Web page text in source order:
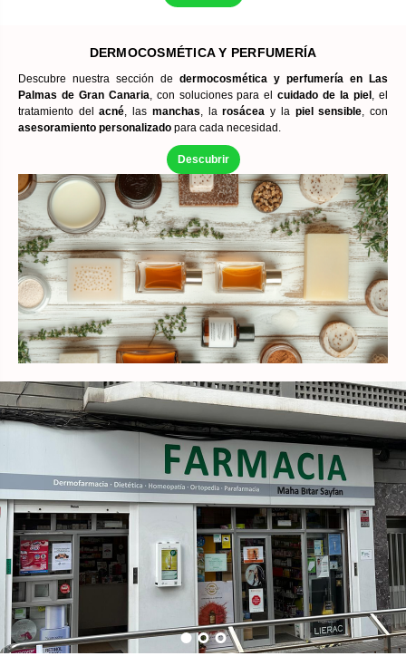
DERMOCOSMÉTICA Y PERFUMERÍA
Descubre nuestra sección de dermocosmética y perfumería en Las
Palmas de Gran Canaria, con soluciones para elcuidado de la piel , el
tratamiento delacné, las manchas, larosácea y la piel sensible, con
asesoramiento personalizado para cada necesidad.
Descubrir